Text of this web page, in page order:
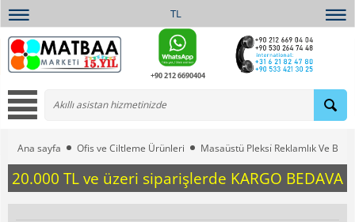
TL
+90 212 6690404
Ana sayfa Ofis ve Ciltleme Ürünleri Masaüstü Pleksi̇ Reklamlık Ve
20.000 TL ve üzeri siparişlerde KARGO BEDAVA